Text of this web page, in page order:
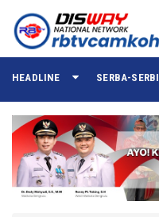
HEADLINE SERBA-SERBI